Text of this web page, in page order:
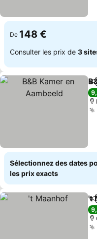
De 148 €
Consulter les prix de 3
Sélectionnez des dates
les prix exacts
't